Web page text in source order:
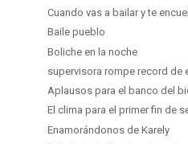
Cuando vas a bailar y te
Baile pueblo
Boliche en la noche
supervisora rompe record de
Aplausos para el banco del
El clima para el primer fin de
Enamorándonos de Karely